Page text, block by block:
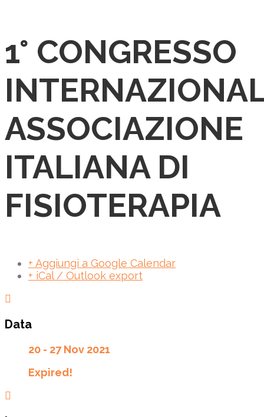
1° CONGRESSO
ASSOCIAZIONE
ITALIANA DI
FISIOTERAPIA
+ Aggiungi a Google Calendar
+ iCal / Outlook export
Data
20 - 27 Nov 2021
Expired!